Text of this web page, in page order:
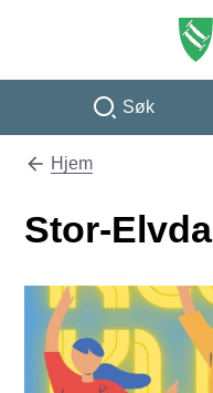
Søk
Du er her:
Hjem
Stor-